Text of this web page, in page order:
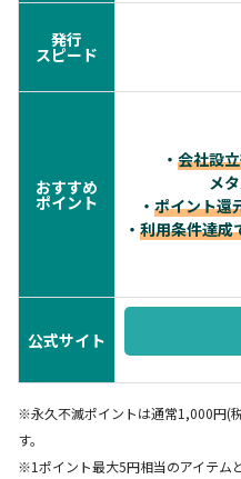
発行
スピード
おすすめ
ポイント
・ 会社設
メ
・ ポイント還
・ 利用条件達成
公式サイト
※永久不滅ポイントは通常1,000円(
す。
※1ポイント最大5円相当のアイテム